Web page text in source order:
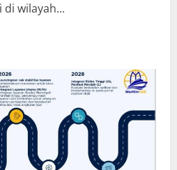
wilayah...